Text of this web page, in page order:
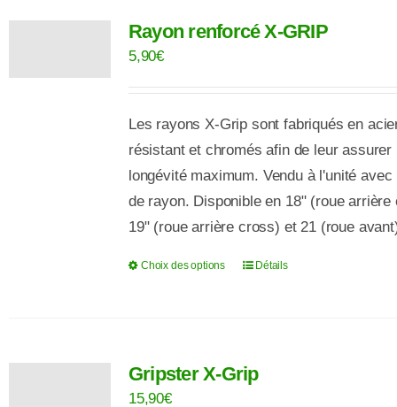
variations.
être
choisies
sur
la
page
du
Rayon renforcé X-GRIP
5,90€
Les rayons X-Grip sont fabriqués en
résistant et chromés afin de leur assurer
longévité maximum. Vendu à l'unité avec
de rayon. Disponible en 18" (roue arrière
19" (roue arrière cross) et 21 (roue
Choix des options
Ce
variations.
Détails
Gripster X-Grip
15,90€